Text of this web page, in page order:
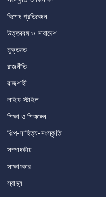
বিশেষ প্রতিবেদন
উত্তরবঙ্গ ও সারাদেশ
মুক্তমত
রাজনীতি
রাজশাহী
লাইফ স্টাইল
শিক্ষা ও শিক্ষাঙ্গন
শিল্প-সাহিত্য-সংস্কৃতি
সম্পাদকীয়
সাক্ষাৎকার
স্বাস্থ্য